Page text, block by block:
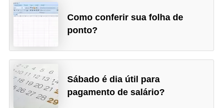
Como conferir sua folha de
ponto?
Sábado é dia útil para
pagamento de salário?